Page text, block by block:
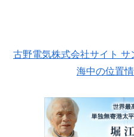
古野電気株式会社サイト
海中の位置